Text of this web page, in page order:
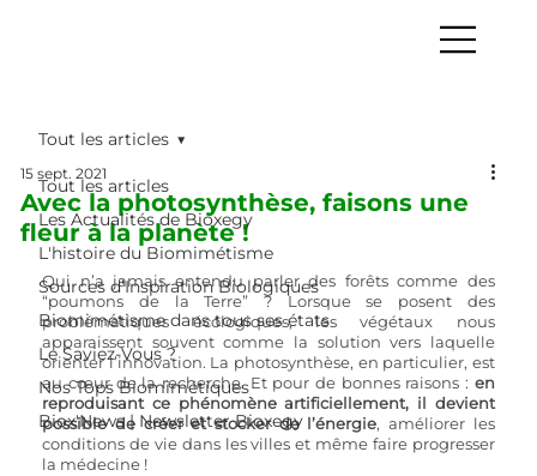
Tout les articles
Les Actualités de Bioxegy
L'histoire du Biomimétisme
Sources d’Inspiration Biologiques
Biomimétisme dans tous ses états
Le Saviez-Vous ?
Nos Tops Biomimétiques
Biox'News | Newsletter Bioxegy
Tout les articles
Avec la photosynthèse, faisons une
fleur à la planète !
15 sept. 2021
Qui n’a jamais entendu parler des forêts comme des
“poumons de la Terre” ? Lorsque se posent des
problématiques écologiques, les végétaux nous
apparaissent souvent comme la solution vers laquelle
orienter l’innovation. La photosynthèse, en particulier, est
au cœur de la recherche. Et pour de bonnes raisons : en
reproduisant ce phénomène artificiellement, il devient
possible de créer et stocker de l’énergie, améliorer les
conditions de vie dans les villes et même faire progresser
la médecine !